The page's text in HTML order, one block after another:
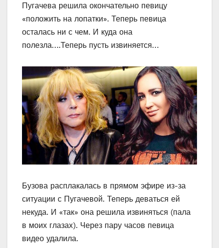
Пугачева решила окончательно певицу
«положить на лопатки». Теперь певица
осталась ни с чем. И куда она
полезла….Теперь пусть извиняется…
Бузова расплакалась в прямом эфире из-за
ситуации с Пугачевой. Теперь деваться ей
некуда. И «так» она решила извиняться (пала
в моих глазах). Через пару часов певица
видео удалила.